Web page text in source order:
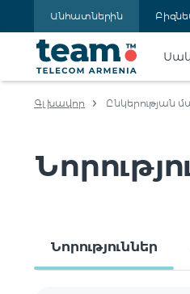
Անհատներին
Գլխավոր Ընկերության
Նորություններ